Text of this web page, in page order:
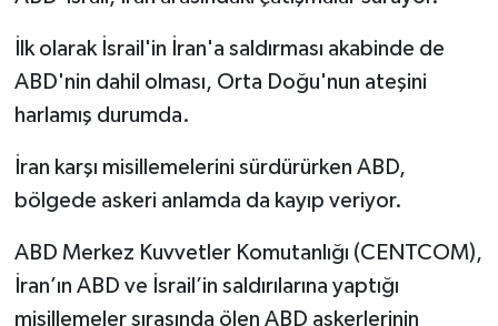
İlk olarak İsrail'in İran'a saldırması akabinde de
ABD'nin dahil olması, Orta Doğu'nun ateşini
harlamış durumda.
İran karşı misillemelerini sürdürürken ABD,
bölgede askeri anlamda da kayıp veriyor.
ABD Merkez Kuvvetler Komutanlığı (CENTCOM),
İran’ın ABD ve İsrail’in saldırılarına yaptığı
misillemeler sırasında ölen ABD askerlerinin